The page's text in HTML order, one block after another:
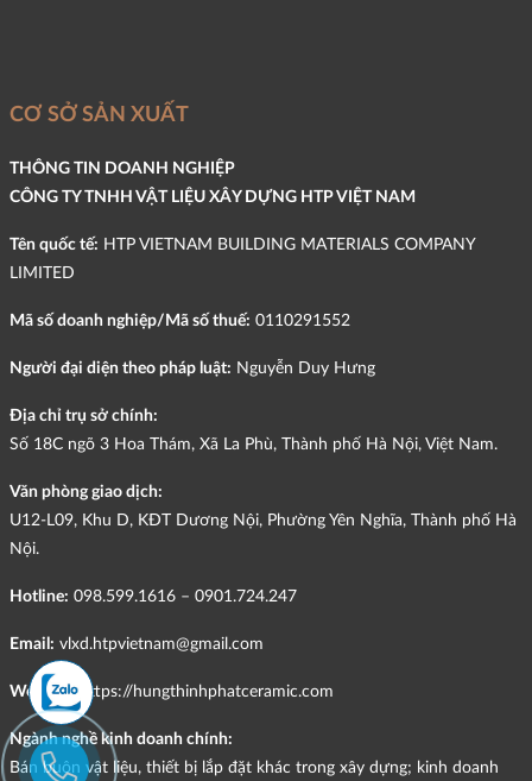
CƠ SỞ SẢN XUẤT
THÔNG TIN DOANH NGHIỆP
CÔNG TY TNHH VẬT LIỆU XÂY DỰNG HTP VIỆT NAM
Tên quốc tế: HTP VIETNAM BUILDING MATERIALS COMPANY
LIMITED
Mã số doanh nghiệp/Mã số thuế: 0110291552
Người đại diện theo pháp luật: Nguyễn Duy Hưng
Địa chỉ trụ sở chính:
Số 18C ngõ 3 Hoa Thám, Xã La Phù, Thành phố Hà Nội, Việt Nam.
Văn phòng giao dịch:
U12-L09, Khu D, KĐT Dương Nội, Phường Yên Nghĩa, Thành phố Hà
Nội.
Hotline: 098.599.1616 – 0901.724.247
Email: vlxd.htpvietnam@gmail.com
Website: https://hungthinhphatceramic.com
Ngành nghề kinh doanh chính:
Bán buôn vật liệu, thiết bị lắp đặt khác trong xây dựng; kinh doanh